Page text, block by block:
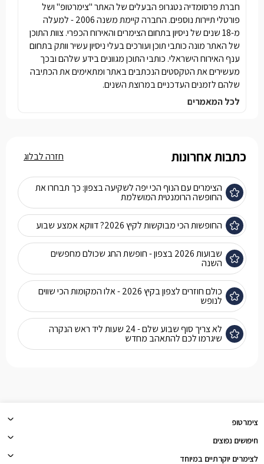
חברת פרסומדיה נטגרופ הבעלים של האתר "צימרטופ" ושל
פורטלי תיירות נוספים. החברה קיימת משנה 2006 - למעלה
מ-18 שנים של ניסיון בתחום הצימרים והאירוח הכפרי. צוות התוכן
של האתר מונה כותבי תוכן ועורכים בעלי ניסיון עשיר וותק בתחום
ענף האירוח הישראלי. כותבי התוכן מגוונים בידע שלהם ובכך
מעשירים את הטקסטים הנכתבים באתר ומתאימים את הכתיבה
שלהם לזמנים העדכניים במרוצת השנים.
לכל המאמרים
כתבות אחרונות
הצימרים עם הנוף הכי יפה לשקיעה בצפון: כך תבחרו את
החופשה הרומנטית המושלמת
החופשות הכי מבוקשות לקיץ 2026? דווקא אמצע שבוע
שבועות 2026 בצפון - חופשת החג שכולם מחפשים
השנה
כולם חוזרים לצפון בקיץ 2026 - אלו המקומות הכי שווים
לנופש
לא צריך סוף שבוע שלם - 24 שעות ליד ראש הנקרה
שיגרמו לכם להתאהב מחדש
חזרה לבלוג
צימרטופ
חיפושים נפוצים
לצימרים יוקרתיים במיוחד